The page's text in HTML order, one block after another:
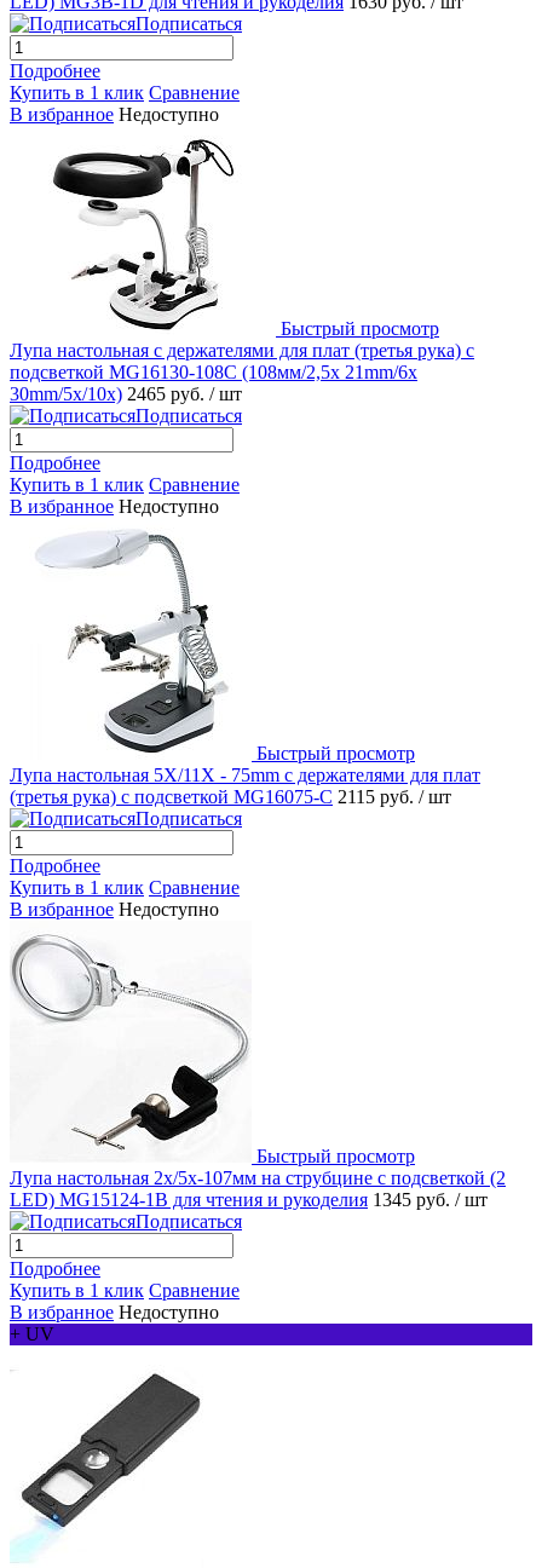
Подписаться
Подробнее
Купить в 1 клик Сравнение
В избранное Недоступно
Быстрый просмотр
Лупа настольная с держателями для плат (третья рука) с
подсветкой MG16130-108C (108мм/2,5x 21mm/6x
30mm/5x/10x) 2465 руб. / шт
Подписаться
Подробнее
Купить в 1 клик Сравнение
В избранное Недоступно
Быстрый просмотр
Лупа настольная 5X/11X - 75mm с держателями для плат
(третья рука) с подсветкой MG16075-C 2115 руб. / шт
Подписаться
Подробнее
Купить в 1 клик Сравнение
В избранное Недоступно
Быстрый просмотр
Лупа настольная 2x/5x-107мм на струбцине с подсветкой (2
LED) MG15124-1B для чтения и рукоделия 1345 руб. / шт
Подписаться
Подробнее
Купить в 1 клик Сравнение
В избранное Недоступно
+ UV